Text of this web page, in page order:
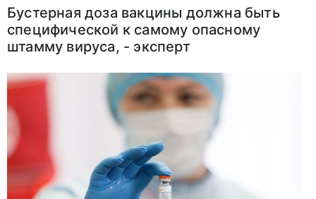
Бустерная доза вакцины должна быть
специфической к самому опасному
штамму вируса, - эксперт